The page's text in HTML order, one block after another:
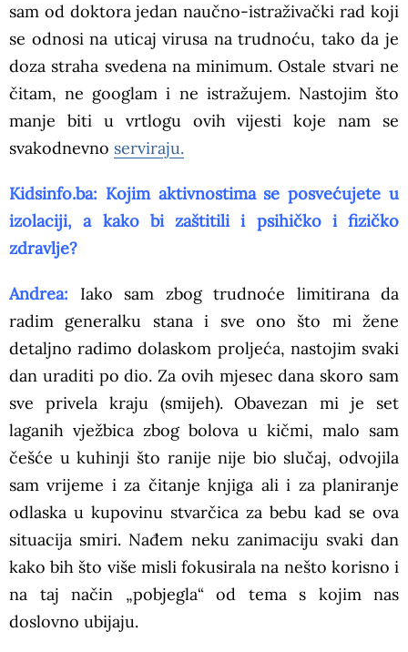
sam od doktora jedan naučno-istraživački rad koji
se odnosi na uticaj virusa na trudnoću, tako da je
doza straha svedena na minimum. Ostale stvari ne
čitam, ne googlam i ne istražujem. Nastojim što
manje biti u vrtlogu ovih vijesti koje nam se
svakodnevno serviraju.
Kidsinfo.ba: Kojim aktivnostima se posvećujete u
izolaciji, a kako bi zaštitili i psihičko i fizičko
zdravlje?
Andrea:
Iako sam zbog trudnoće limitirana da
radim generalku stana i sve ono što mi žene
detaljno radimo dolaskom proljeća, nastojim svaki
dan uraditi po dio. Za ovih mjesec dana skoro sam
sve privela kraju (smijeh). Obavezan mi je set
laganih vježbica zbog bolova u kičmi, malo sam
češće u kuhinji što ranije nije bio slučaj, odvojila
sam vrijeme i za čitanje knjiga ali i za planiranje
odlaska u kupovinu stvarčica za bebu kad se ova
situacija smiri. Nađem neku zanimaciju svaki dan
kako bih što više misli fokusirala na nešto korisno i
na taj način „pobjegla“ od tema s kojim nas
doslovno ubijaju.